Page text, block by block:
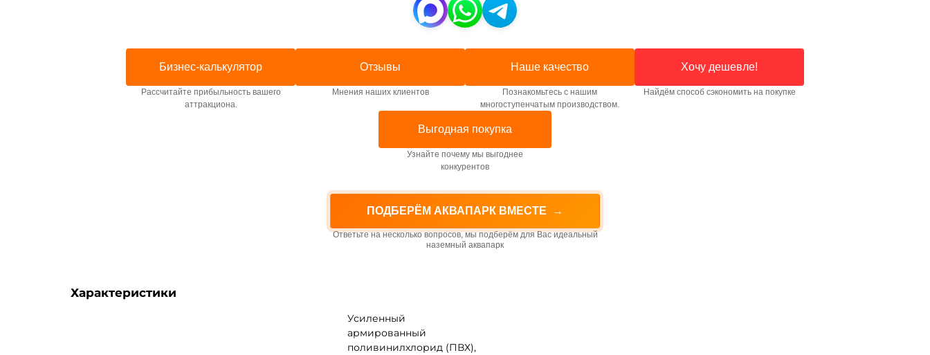
Бизнес-калькулятор
Рассчитайте прибыльность вашего
аттракциона.
Отзывы
Мнения наших клиентов
Наше качество
Познакомьтесь с нашим
многоступенчатым производством.
Хочу дешевле!
Найдём способ сэкономить на покупке
Выгодная покупка
Узнайте почему мы выгоднее
конкурентов
ПОДБЕРЁМ АКВАПАРК ВМЕСТЕ →
Ответьте на несколько вопросов, мы подберём для Вас идеальный
наземный аквапарк
Характеристики
Усиленный
армированный
поливинилхлорид (ПВХ),